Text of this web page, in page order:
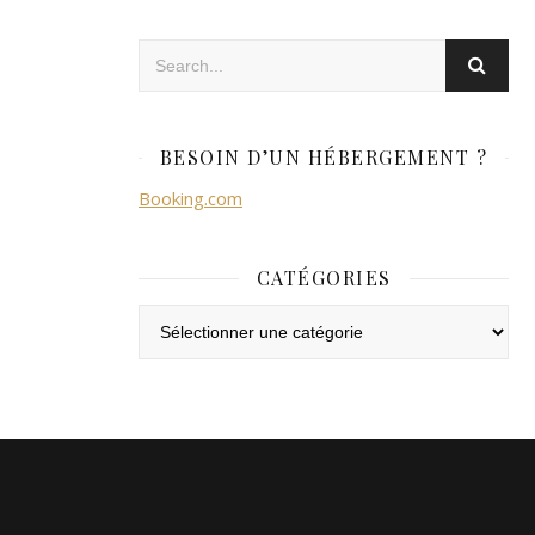
BESOIN D’UN HÉBERGEMENT ?
Booking.com
CATÉGORIES